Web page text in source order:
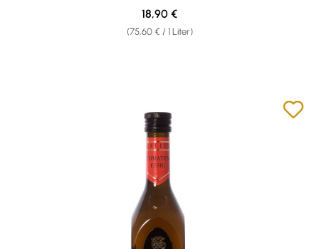
(75,60 € / 1 Liter)
Regulärer Preis:
18,90 €